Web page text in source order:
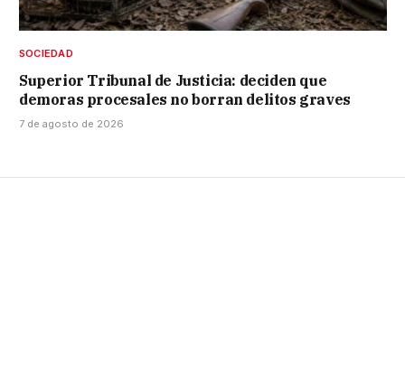
SOCIEDAD
Superior Tribunal de Justicia: deciden que
demoras procesales no borran delitos graves
7 de agosto de 2026